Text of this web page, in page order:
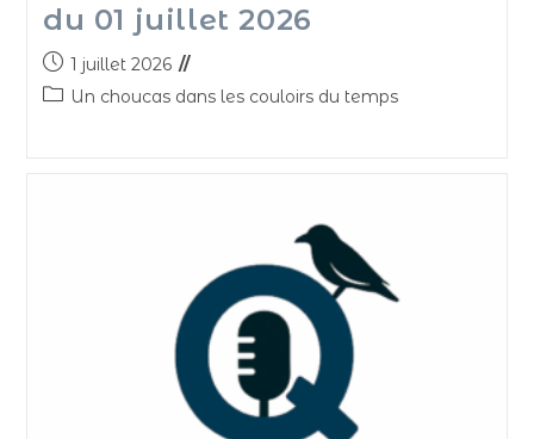
du 01 juillet 2026
1 juillet 2026
Un choucas dans les couloirs du temps